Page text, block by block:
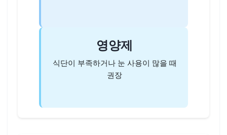
영양제
식단이 부족하거나 눈 사용이 많을 때
권장